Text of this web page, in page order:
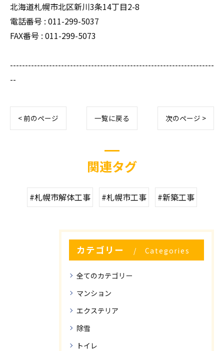
北海道札幌市北区新川3条14丁目2-8
電話番号 : 011-299-5037
FAX番号 : 011-299-5073
--------------------------------------------------------------------
--
< 前のページ 一覧に戻る 次のページ >
関連タグ
#札幌市解体工事 #札幌市工事 #新築工事
カテゴリー Categories
全てのカテゴリー
マンション
エクステリア
除雪
トイレ